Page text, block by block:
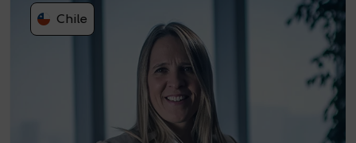
Chile